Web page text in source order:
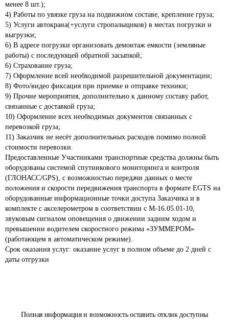
Полная информация и возможность оставить отклик доступны
менее 8 шт.);
4) Работы по увязке груза на подвижном составе, крепление груза;
5) Услуги автокрана(+услуги стропальщиков) в местах погрузки и
выгрузки;
6) В адресе погрузки организовать демонтаж емкости (земляные
работы) с последующей обратной засыпкой;
6) Страхование груза;
7) Оформление всей необходимой разрешительной документации;
8) Фото/видео фиксация при приемке и отправке техники;
9) Прочие мероприятия, дополнительно к данному составу работ,
связанные с доставкой груза;
10) Оформление всех необходимых документов связанных с
перевозкой груза;
11) Заказчик не несёт дополнительных расходов помимо полной
стоимости перевозки.
Предоставленные Участниками транспортные средства должны быть
оборудованы системой спутникового мониторинга и контроля
(ГЛОНАСС/GPS), с возможностью передачи данных о месте
положения и скорости передвижения транспорта в формате EGTS на
оборудованные информационные точки доступа Заказчика и в
комплекте с акселерометром в соответствии с М-16.05.01-10,
звуковым сигналом оповещения о движении задним ходом и
превышении водителем скоростного режима «ЗУММЕРОМ»
(работающем в автоматическом режиме).
Срок оказания услуг: оказание услуг в полном объеме до 2 дней с